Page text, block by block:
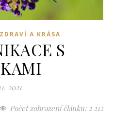
ZDRAVÍ A KRÁSA
S
2021
Počet zobrazení článku: 2 212